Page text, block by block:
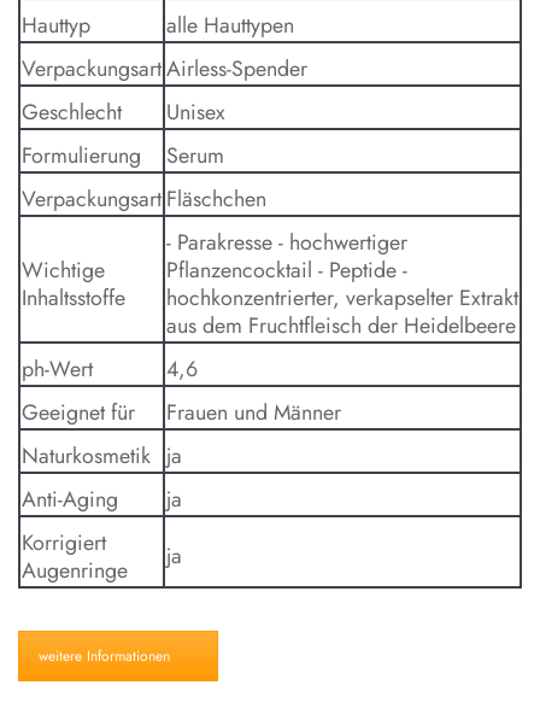
Hauttyp
alle Hauttypen
VerpackungsartAirless-Spender
Geschlecht
Unisex
Formulierung
Serum
VerpackungsartFläschchen
Wichtige
Inhaltsstoffe
- Parakresse - hochwertiger
Pflanzencocktail - Peptide -
hochkonzentrierter, verkapselter Extrakt
aus dem Fruchtfleisch der Heidelbeere
ph-Wert
4,6
Geeignet für
Frauen und Männer
Naturkosmetik ja
Anti-Aging
ja
Korrigiert
Augenringe
ja
weitere Informationen